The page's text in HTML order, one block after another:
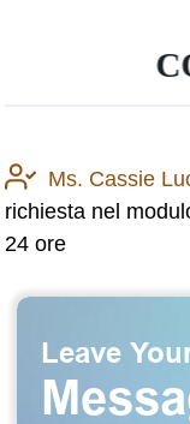
Ms. Cassie
richiesta nel
24 ore